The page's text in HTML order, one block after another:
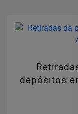
depósitos